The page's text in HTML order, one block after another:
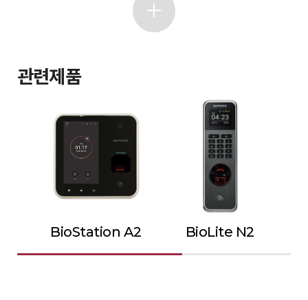
관련제품
BioStation A2 BioLite N2